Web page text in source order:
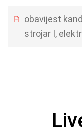
obavijest
strojar I,